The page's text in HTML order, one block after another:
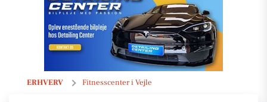
ERHVERV Fitnesscenter i Vejle
CF Heaven Vejle ApS